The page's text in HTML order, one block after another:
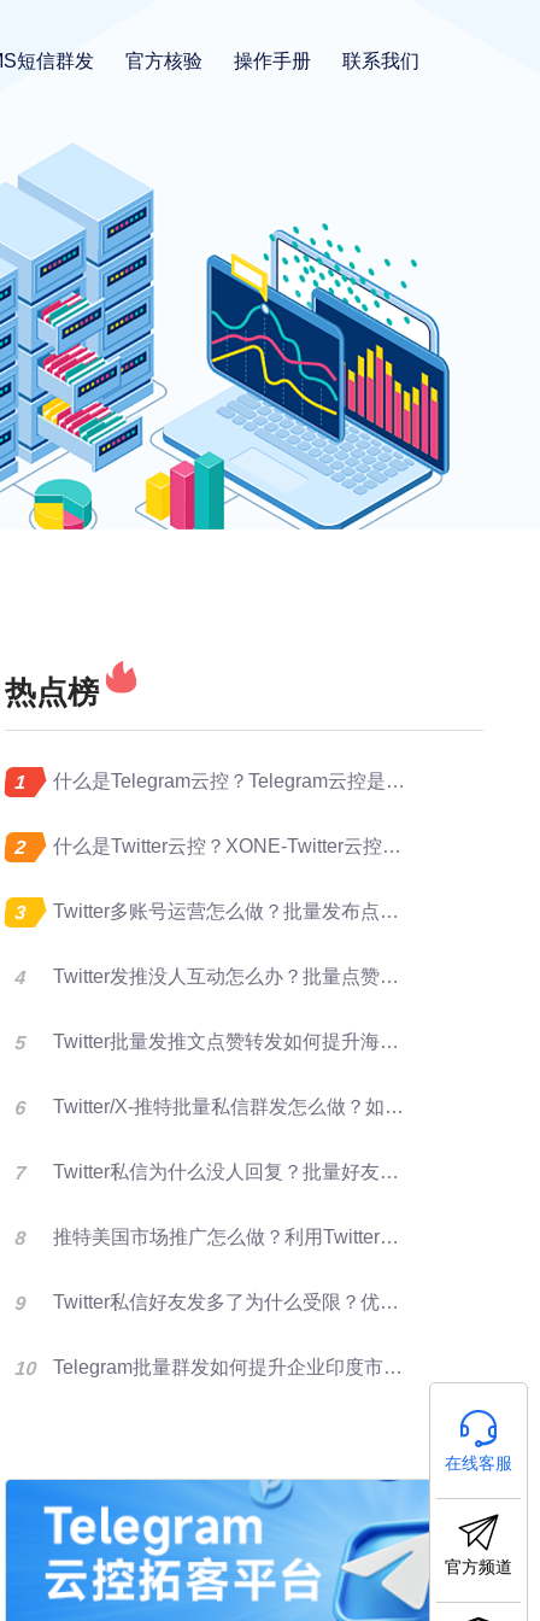
短信群发 官方核验 操作手册 联系我们
热点榜
什么是Telegram云控？Telegram云控是做什么的？
什么是Twitter云控？XONE-Twitter云控是做什么的？
Twitter多账号运营怎么做？批量发布点赞转发完整指南
Twitter发推没人互动怎么办？批量点赞评论转发提升曝光
Twitter批量发推文点赞转发如何提升海外账号矩阵运营效率？
Twitter/X-推特批量私信群发怎么做？如何提升推特转化率？
Twitter私信为什么没人回复？批量好友群发优化X营销效果的方法
推特美国市场推广怎么做？利用Twitter好友资源进行批量群发提升客户开发效率
Twitter私信好友发多了为什么受限？优化群发营销方法
Telegram批量群发如何提升企业印度市场获客效率
在线客服
官方频道